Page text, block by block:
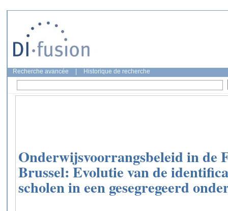
Recherche avancée Historique de recherche
Onderwijsvoorrangsbeleid in de
Brussel: Evolutie van de
scholen in een gesegregeerd